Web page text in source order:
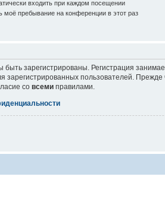
входить при каждом посещении
моё пребывание на конференции в этот раз
зарегистрированы. Регистрация
зарегистрированных пользователей.
со всеми правилами.